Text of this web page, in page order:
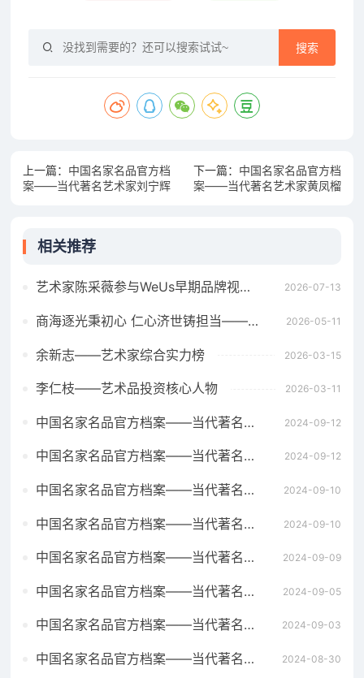
搜索
上一篇： 中国名家名品官方档
案——当代著名艺术家刘宁辉
下一篇： 中国名家名品官方档
案——当代著名艺术家黄凤榴
相关推荐
艺术家陈采薇参与WeUs早期品牌视觉建设，以符号设计探索女性身体叙事 2026-07-13
商海逐光秉初心 仁心济世铸担当——记儒商翘楚王保田的奋进与坚守 2026-05-11
余新志——艺术家综合实力榜 2026-03-15
李仁枝——艺术品投资核心人物 2026-03-11
中国名家名品官方档案——当代著名艺术家方关 2024-09-12
中国名家名品官方档案——当代著名艺术家方金炉 2024-09-12
中国名家名品官方档案——当代著名艺术家韩明 2024-09-10
中国名家名品官方档案——当代著名艺术家黄凤榴 2024-09-10
中国名家名品官方档案——当代著名艺术家刘凤仙 2024-09-09
中国名家名品官方档案——当代著名艺术家刘宁辉 2024-09-05
中国名家名品官方档案——当代著名艺术家阮庆祥 2024-09-03
中国名家名品官方档案——当代著名艺术家戴玉春 2024-08-30